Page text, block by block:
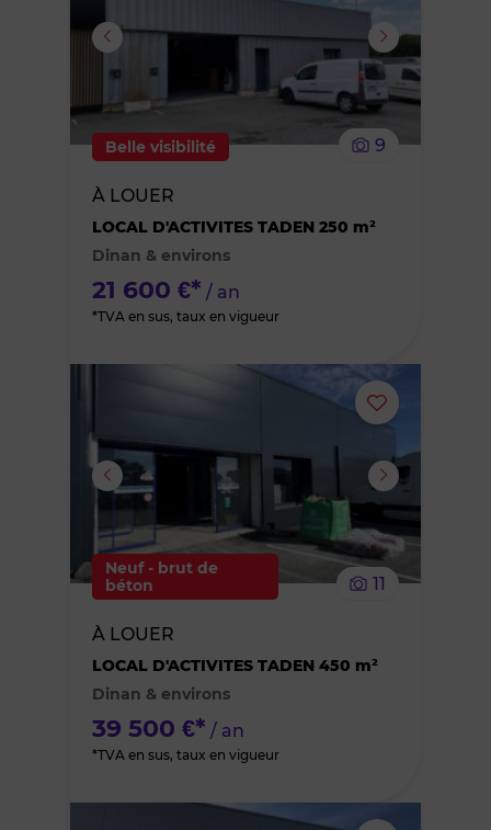
supprimer
Belle visibilité 9
À LOUER
LOCAL D'ACTIVITES TADEN 250 m²
Dinan & environs
21 600 €* / an
*TVA en sus, taux en vigueur
Ajouter
ou
supprimer
le
Neuf - brut de
béton
11
À LOUER
LOCAL D'ACTIVITES TADEN 450 m²
Dinan & environs
39 500 €* / an
*TVA en sus, taux en vigueur